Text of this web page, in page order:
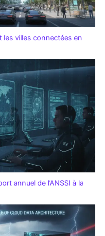
les villes connectées en
annuel de l’ANSSI à la